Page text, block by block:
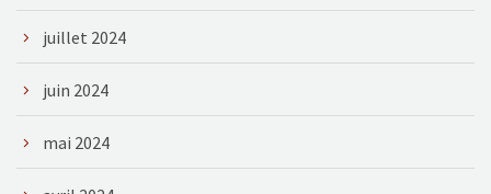
juillet 2024
juin 2024
mai 2024